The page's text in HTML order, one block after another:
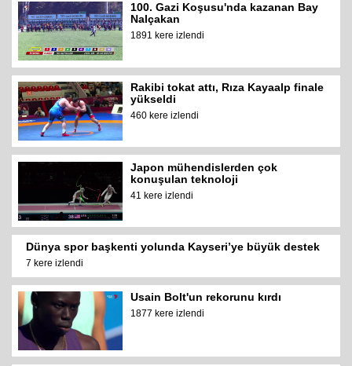
100. Gazi Koşusu'nda kazanan Bay
Nalçakan
1891 kere izlendi
Rakibi tokat attı, Rıza Kayaalp finale
yükseldi
460 kere izlendi
Japon mühendislerden çok
konuşulan teknoloji
41 kere izlendi
Dünya spor başkenti yolunda Kayseri’ye büyük destek
7 kere izlendi
Usain Bolt'un rekorunu kırdı
1877 kere izlendi